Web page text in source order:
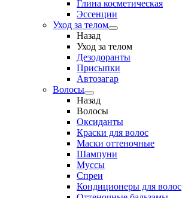
Глина косметическая
Эссенции
Уход за телом
Назад
Уход за телом
Дезодоранты
Присыпки
Автозагар
Волосы
Назад
Волосы
Оксиданты
Краски для волос
Маски оттеночные
Шампуни
Муссы
Спреи
Кондиционеры для волос